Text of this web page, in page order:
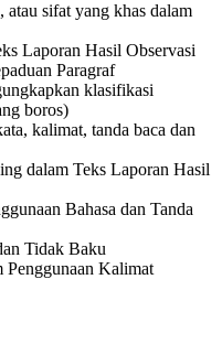
atau sifat yang khas dalam
Laporan Hasil Observasi
Paragraf
klasifikasi
boros)
kalimat, tanda baca dan
dalam Teks Laporan Hasil
Bahasa dan Tanda
Tidak Baku
Penggunaan Kalimat